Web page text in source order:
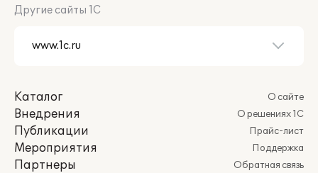
Другие сайты 1С
Каталог
Внедрения
Публикации
Мероприятия
Партнеры
О сайте
О решениях 1С
Прайс-лист
Поддержка
Обратная связь